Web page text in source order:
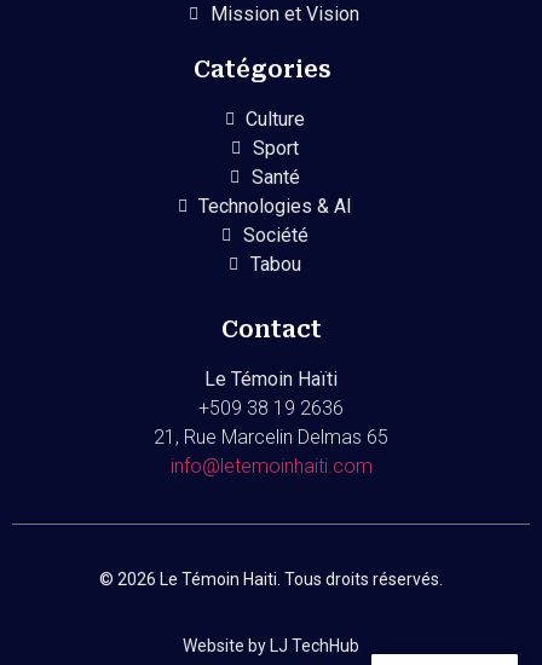
Mission et Vision
Catégories
Culture
Sport
Santé
Technologies & AI
Société
Tabou
Contact
Le Témoin Haïti
+509 38 19 2636
21, Rue Marcelin Delmas 65
info@letemoinhaiti.com
© 2026 Le Témoin Haiti. Tous droits réservés.
Website by LJ TechHub